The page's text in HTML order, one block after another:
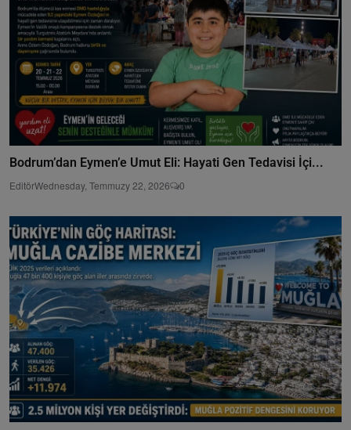
Bodrum’dan Eymen’e Umut Eli: Hayati Gen Tedavisi İçi...
EditörWednesday, Temmuzy 22, 2026 0